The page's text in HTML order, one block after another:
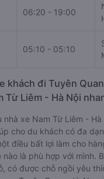
06:20 - 19:00
05:10 - 05:10
khách đi Tuyên
Từ Liêm - Hà Nội
nhà xe Nam Từ Liêm -
cho du khách có đa
điều bất lợi làm cho
nào là phù hợp với mình.
có được chỗ ngồi yêu